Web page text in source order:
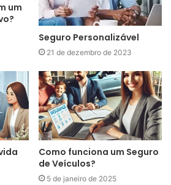
um
Seguro Personalizável
21 de dezembro de 2023
Como funciona um Seguro
de Veículos?
5 de janeiro de 2025